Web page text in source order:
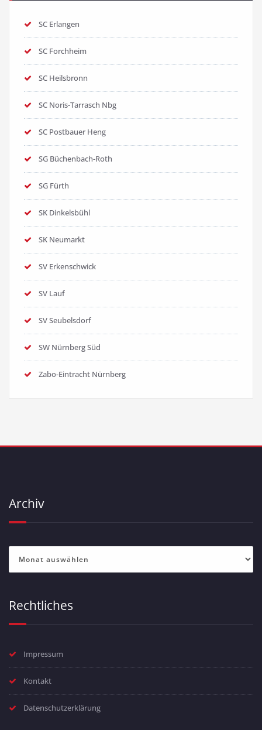
SC Erlangen
SC Forchheim
SC Heilsbronn
SC Noris-Tarrasch Nbg
SC Postbauer Heng
SG Büchenbach-Roth
SG Fürth
SK Dinkelsbühl
SK Neumarkt
SV Erkenschwick
SV Lauf
SV Seubelsdorf
SW Nürnberg Süd
Zabo-Eintracht Nürnberg
Archiv
Rechtliches
Impressum
Kontakt
Datenschutzerklärung